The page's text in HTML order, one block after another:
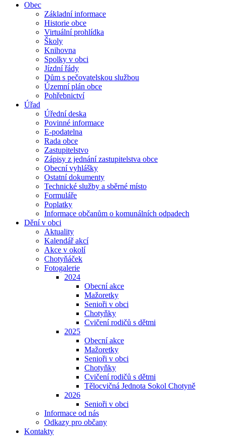
Obec
Základní informace
Historie obce
Virtuální prohlídka
Školy
Knihovna
Spolky v obci
Jízdní řády
Dům s pečovatelskou službou
Územní plán obce
Pohřebnictví
Úřad
Úřední deska
Povinné informace
E-podatelna
Rada obce
Zastupitelstvo
Zápisy z jednání zastupitelstva obce
Obecní vyhlášky
Ostatní dokumenty
Technické služby a sběrné místo
Formuláře
Poplatky
Informace občanům o komunálních odpadech
Dění v obci
Aktuality
Kalendář akcí
Akce v okolí
Chotyňáček
Fotogalerie
2024
Obecní akce
Mažoretky
Senioři v obci
Chotyňky
Cvičení rodičů s dětmi
2025
Obecní akce
Mažoretky
Senioři v obci
Chotyňky
Cvičení rodičů s dětmi
Tělocvičná Jednota Sokol Chotyně
2026
Senioři v obci
Informace od nás
Odkazy pro občany
Kontakty